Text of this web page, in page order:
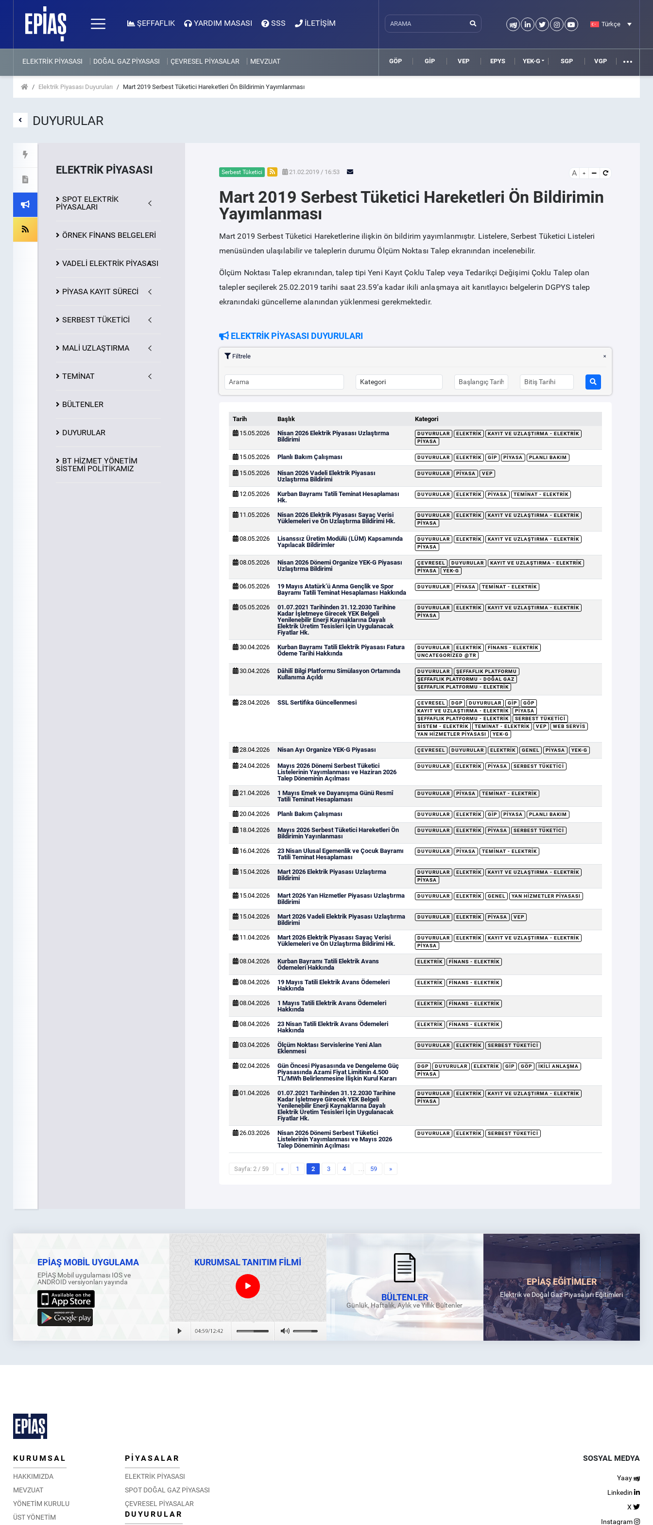
ŞEFFAFLIK YARDIM MASASI SSS İLETİŞİM Türkçe
ELEKTRİK PİYASASI DOĞAL GAZ PİYASASI ÇEVRESEL PİYASALAR MEVZUAT GÖP GİP VEP EPYS YEK-G SGP VGP
Elektrik Piyasası Duyuruları Mart 2019 Serbest Tüketici Hareketleri Ön Bildirimin Yayımlanması
DUYURULAR
ELEKTRİK PİYASASI
SPOT ELEKTRİK
PİYASALARI
ÖRNEK FİNANS BELGELERİ
VADELİ ELEKTRİK PİYASASI
PİYASAKAYIT SÜRECİ
SERBEST TÜKETİCİ
MALİ UZLAŞTIRMA
TEMİNAT
BÜLTENLER
DUYURULAR
BT HİZMET YÖNETİM
SİSTEMİ POLİTİKAMIZ
Serbest Tüketici 21.02.2019 / 16:53 A
Mart 2019 Serbest Tüketici Hareketleri Ön Bildirimin
Yayımlanması
Mart 2019 Serbest Tüketici Hareketlerine ilişkin ön bildirim yayımlanmıştır. Listelere, Serbest Tüketici Listeleri
menüsünden ulaşılabilir ve taleplerin durumu Ölçüm Noktası Talep ekranından incelenebilir.
Ölçüm Noktası Talep ekranından, talep tipi Yeni Kayıt Çoklu Talep veya Tedarikçi Değişimi Çoklu Talep olan
talepler seçilerek 25.02.2019 tarihi saat 23.59’a kadar ikili anlaşmaya ait kanıtlayıcı belgelerin DGPYS talep
ekranındaki güncelleme alanından yüklenmesi gerekmektedir.
ELEKTRİK PİYASASI DUYURULARI
Filtrele
Tarih Başlık
Kategori
15.05.2026
Nisan 2026 Elektrik Piyasası Uzlaştırma
Bildirimi
DUYURULAR ELEKTRIK
KAYIT VE UZLAŞTIRMA - ELEKTRIK
PIYASA
15.05.2026 Planlı Bakım Çalışması DUYURULAR ELEKTRIK GİP PIYASA PLANLI BAKIM
15.05.2026
Nisan 2026 Vadeli Elektrik Piyasası
Uzlaştırma Bildirimi
DUYURULAR PIYASA VEP
12.05.2026
Kurban Bayramı Tatili Teminat Hesaplaması
Hk.
DUYURULAR ELEKTRIK PIYASA TEMINAT - ELEKTRIK
11.05.2026
Nisan 2026 Elektrik Piyasası Sayaç Verisi
Yüklemeleri ve Ön Uzlaştırma Bildirimi Hk.
DUYURULAR ELEKTRIK
KAYIT VE UZLAŞTIRMA - ELEKTRIK
PIYASA
08.05.2026
Lisanssız Üretim Modülü (LÜM) Kapsamında
Yapılacak Bildirimler
DUYURULAR ELEKTRIK
KAYIT VE UZLAŞTIRMA - ELEKTRIK
PIYASA
08.05.2026
Nisan 2026 Dönemi Organize YEK-G Piyasası
Uzlaştırma Bildirimi
ÇEVRESEL DUYURULAR
KAYIT VE UZLAŞTIRMA - ELEKTRIK
PIYASA
YEK-G
06.05.2026
19 Mayıs Atatürk’ü Anma Gençlik ve Spor
Bayramı Tatili Teminat Hesaplaması Hakkında
DUYURULAR PIYASA TEMINAT - ELEKTRIK
05.05.2026
01.07.2021 Tarihinden 31.12.2030 Tarihine
Kadar İşletmeye Girecek YEK Belgeli
Yenilenebilir Enerji Kaynaklarına Dayalı
Elektrik Üretim Tesisleri İçin Uygulanacak
Fiyatlar Hk.
DUYURULAR ELEKTRIK
KAYIT VE UZLAŞTIRMA - ELEKTRIK
PIYASA
30.04.2026
Kurban Bayramı Tatili Elektrik Piyasası Fatura
Ödeme Tarihi Hakkında
DUYURULAR ELEKTRIK
FINANS - ELEKTRIK
UNCATEGORIZED @TR
30.04.2026
Dâhilî Bilgi Platformu Simülasyon Ortamında
Kullanıma Açıldı
DUYURULAR
ŞEFFAFLIK PLATFORMU
ŞEFFAFLIK PLATFORMU - DOĞAL GAZ
ŞEFFAFLIK PLATFORMU - ELEKTRIK
28.04.2026 SSL Sertifika Güncellenmesi ÇEVRESEL DGP DUYURULAR GİP
GÖP
KAYIT VE UZLAŞTIRMA - ELEKTRIK
PIYASA
ŞEFFAFLIK PLATFORMU - ELEKTRIK
SERBEST TÜKETICI
SISTEM - ELEKTRIK
TEMINAT - ELEKTRIK VEP
WEB SERVIS
YAN HIZMETLER PIYASASI
YEK-G
28.04.2026 Nisan Ayı Organize YEK-G Piyasası ÇEVRESEL DUYURULAR ELEKTRIK GENEL PIYASA YEK-G
24.04.2026
Mayıs 2026 Dönemi Serbest Tüketici
Listelerinin Yayımlanması ve Haziran 2026
Talep Döneminin Açılması
DUYURULAR ELEKTRIK PIYASA SERBEST TÜKETICI
21.04.2026
1 Mayıs Emek ve Dayanışma Günü Resmî
Tatili Teminat Hesaplaması
DUYURULAR PIYASA TEMINAT - ELEKTRIK
20.04.2026 Planlı Bakım Çalışması DUYURULAR ELEKTRIK GİP PIYASA PLANLI BAKIM
18.04.2026
Mayıs 2026 Serbest Tüketici Hareketleri Ön
Bildirimin Yayınlanması
DUYURULAR ELEKTRIK PIYASA SERBEST TÜKETICI
16.04.2026
23 Nisan Ulusal Egemenlik ve Çocuk Bayramı
Tatili Teminat Hesaplaması
DUYURULAR PIYASA TEMINAT - ELEKTRIK
15.04.2026
Mart 2026 Elektrik Piyasası Uzlaştırma
Bildirimi
DUYURULAR ELEKTRIK
KAYIT VE UZLAŞTIRMA - ELEKTRIK
PIYASA
15.04.2026
Mart 2026 Yan Hizmetler Piyasası Uzlaştırma
Bildirimi
DUYURULAR ELEKTRIK GENEL YAN HIZMETLER PIYASASI
15.04.2026
Mart 2026 Vadeli Elektrik Piyasası Uzlaştırma
Bildirimi
DUYURULAR ELEKTRIK PIYASA VEP
11.04.2026
Mart 2026 Elektrik Piyasası Sayaç Verisi
Yüklemeleri ve Ön Uzlaştırma Bildirimi Hk.
DUYURULAR ELEKTRIK
KAYIT VE UZLAŞTIRMA - ELEKTRIK
PIYASA
08.04.2026
Kurban Bayramı Tatili Elektrik Avans
Ödemeleri Hakkında
ELEKTRIK FINANS - ELEKTRIK
08.04.2026
19 Mayıs Tatili Elektrik Avans Ödemeleri
Hakkında
ELEKTRIK FINANS - ELEKTRIK
08.04.2026
1 Mayıs Tatili Elektrik Avans Ödemeleri
Hakkında
ELEKTRIK FINANS - ELEKTRIK
08.04.2026
23 Nisan Tatili Elektrik Avans Ödemeleri
Hakkında
ELEKTRIK FINANS - ELEKTRIK
03.04.2026
Ölçüm Noktası Servislerine Yeni Alan
Eklenmesi
DUYURULAR ELEKTRIK SERBEST TÜKETICI
02.04.2026
Gün Öncesi Piyasasında ve Dengeleme Güç
Piyasasında Azami Fiyat Limitinin 4.500
TL/MWh Belirlenmesine İlişkin Kurul Kararı
DGP DUYURULAR ELEKTRIK GİP GÖP
İKILI ANLAŞMA
PIYASA
01.04.2026
01.07.2021 Tarihinden 31.12.2030 Tarihine
Kadar İşletmeye Girecek YEK Belgeli
Yenilenebilir Enerji Kaynaklarına Dayalı
Elektrik Üretim Tesisleri İçin Uygulanacak
Fiyatlar Hk.
DUYURULAR ELEKTRIK
KAYIT VE UZLAŞTIRMA - ELEKTRIK
PIYASA
26.03.2026
Nisan 2026 Dönemi Serbest Tüketici
Listelerinin Yayımlanması ve Mayıs 2026
Talep Döneminin Açılması
DUYURULAR ELEKTRIK SERBEST TÜKETICI
Sayfa: 2 / 59 « 1 2 3 4 … 59 »
EPİAŞ MOBİL UYGULAMA
EPİAŞ Mobil uygulaması IOS ve
ANDROID versiyonları yayında
KURUMSAL TANITIM FİLMİ
BÜLTENLER
Günlük, Haftalık, Aylık ve Yıllık Bültenler
EPİAŞ EĞİTİMLER
Elektrik ve Doğal Gaz Piyasaları Eğitimleri
KURUMSAL
HAKKIMIZDA
MEVZUAT
YÖNETİM KURULU
ÜST YÖNETİM
PİYASALAR
ELEKTRİK PİYASASI
SPOT DOĞAL GAZ PİYASASI
ÇEVRESEL PİYASALAR
DUYURULAR
SOSYAL MEDYA
Yaay
Linkedin
X
Instagram